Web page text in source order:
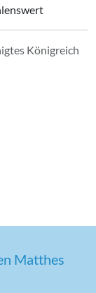
Königreich
Matthes